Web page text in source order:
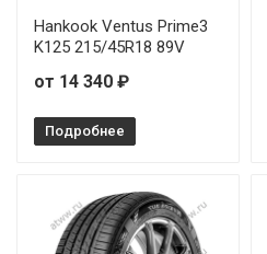
Hankook Ventus Prime3
K125 215/45R18 89V
от 14 340 ₽
Подробнее